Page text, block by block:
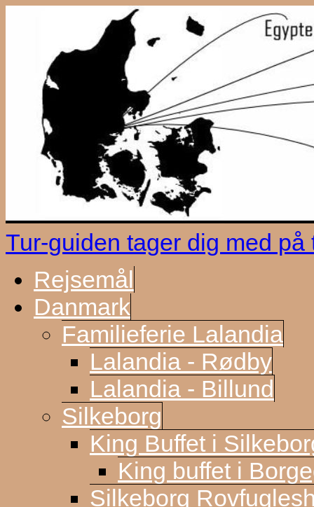
Tur-guiden tager dig med
Rejsemål
Danmark
Familieferie Lalandia
Lalandia - Rødby
Lalandia - Billund
Silkeborg
King Buffet i
King buffet i
Silkeborg